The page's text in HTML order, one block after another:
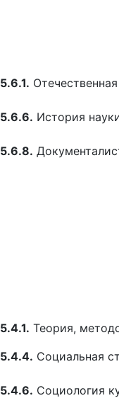
5.6.1.
5.6.6. История
5.6.8.
5.4.1. Теория,
5.4.4. Социальная
5.4.6. Социология